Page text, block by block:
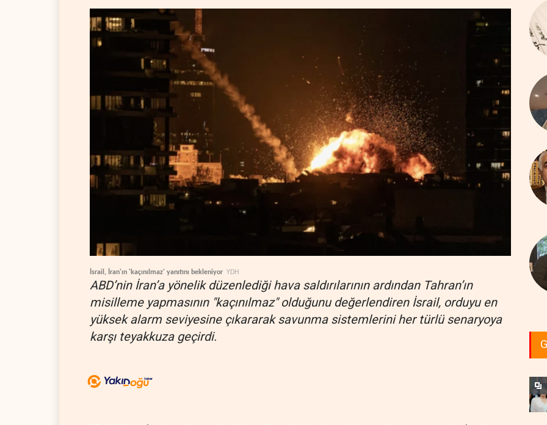
İsrail, İran'ın 'kaçınılmaz' yanıtını bekleniyor YDH
ABD’nin İran’a yönelik düzenlediği hava saldırılarının ardından Tahran’ın
misilleme yapmasının "kaçınılmaz" olduğunu değerlendiren İsrail, orduyu en
yüksek alarm seviyesine çıkararak savunma sistemlerini her türlü senaryoya
karşı teyakkuza geçirdi.